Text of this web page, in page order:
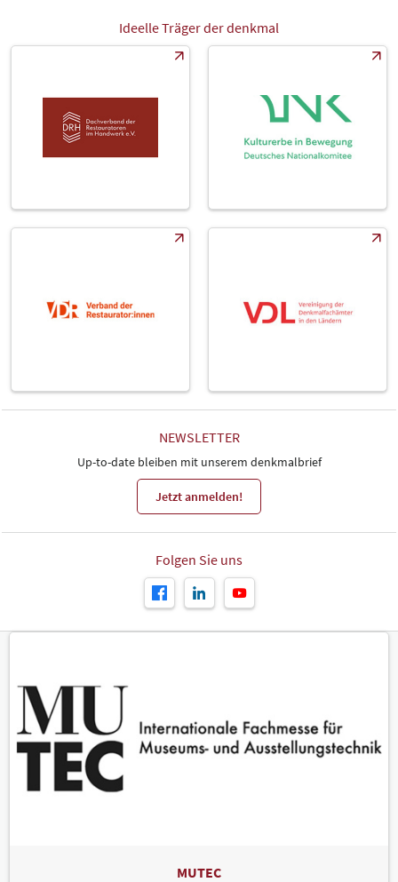
Ideelle Träger der denkmal
NEWSLETTER
Up-to-date bleiben mit unserem denkmalbrief
Jetzt anmelden!
Folgen Sie uns
MUTEC